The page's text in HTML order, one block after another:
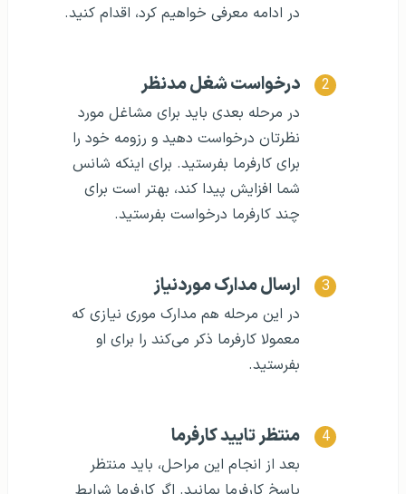
در ادامه معرفی خواهیم کرد، اقدام کنید.
درخواست شغل مدنظر
در مرحله بعدی باید برای مشاغل مورد
نظرتان درخواست دهید و رزومه خود را
برای کارفرما بفرستید. برای اینکه شانس
شما افزایش پیدا کند، بهتر است برای
چند کارفرما درخواست بفرستید.
ارسال مدارک موردنیاز
در این مرحله هم مدارک موری نیازی که
معمولا کارفرما ذکر می‌کند را برای او
بفرستید.
منتظر تایید کارفرما
بعد از انجام این مراحل، باید منتظر